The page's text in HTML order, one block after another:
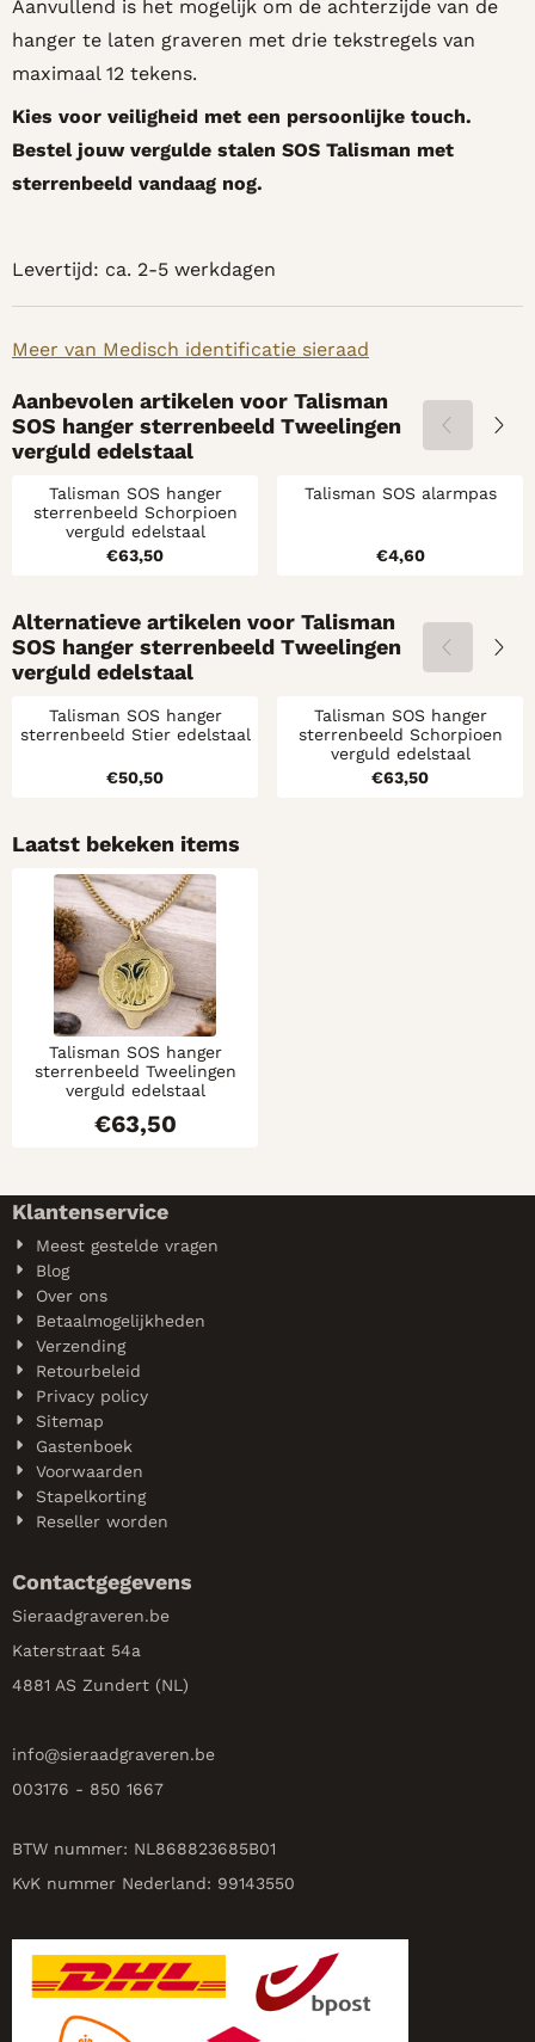
Aanvullend is het mogelijk om de achterzijde van de
hanger te laten graveren met drie tekstregels van
maximaal 12 tekens.
Kies voor veiligheid met een persoonlijke touch.
Bestel jouw vergulde stalen SOS Talisman met
sterrenbeeld vandaag nog.
Levertijd: ca. 2-5 werkdagen
Meer van Medisch identificatie sieraad
Aanbevolen artikelen voor Talisman
SOS hanger sterrenbeeld Tweelingen
verguld edelstaal
Talisman SOS hanger
sterrenbeeld Schorpioen
verguld edelstaal
Prijs: 63,50
€63,50
Talisman SOS alarmpas
Prijs: 4,60
€4,60
Alternatieve artikelen voor Talisman
SOS hanger sterrenbeeld Tweelingen
verguld edelstaal
Talisman SOS hanger
sterrenbeeld Stier edelstaal
Prijs: 50,50
€50,50
Talisman SOS hanger
sterrenbeeld Schorpioen
verguld edelstaal
Prijs: 63,50
€63,50
Laatst bekeken items
Talisman SOS hanger
sterrenbeeld Tweelingen
verguld edelstaal
€63,50
Klantenservice
Meest gestelde vragen
Blog
Over ons
Betaalmogelijkheden
Verzending
Retourbeleid
Privacy policy
Sitemap
Gastenboek
Voorwaarden
Stapelkorting
Reseller worden
Contactgegevens
Sieraadgraveren.be
Katerstraat 54a
4881 AS Zundert (NL)
info@sieraadgraveren.be
003176 - 850 1667
BTW nummer: NL868823685B01
KvK nummer Nederland: 99143550